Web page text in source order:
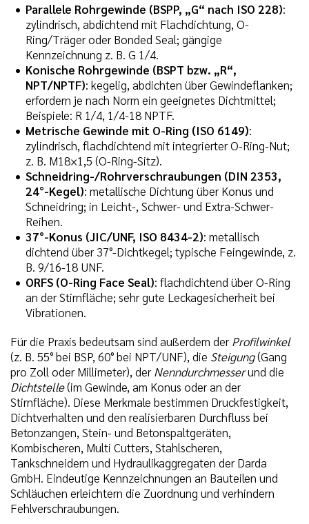
Parallele Rohrgewinde (BSPP, „G“ nach ISO 228):
zylindrisch, abdichtend mit Flachdichtung, O-
Ring/Träger oder Bonded Seal; gängige
Kennzeichnung z. B. G 1/4.
Konische Rohrgewinde (BSPT bzw. „R“,
NPT/NPTF): kegelig, abdichten über Gewindeflanken;
erfordern je nach Norm ein geeignetes Dichtmittel;
Beispiele: R 1/4, 1/4-18 NPTF.
Metrische Gewinde mit O-Ring (ISO 6149):
zylindrisch, flachdichtend mit integrierter O-Ring-Nut;
z. B. M18×1,5 (O-Ring-Sitz).
Schneidring-/Rohrverschraubungen (DIN 2353,
24°-Kegel): metallische Dichtung über Konus und
Schneidring; in Leicht-, Schwer- und Extra-Schwer-
Reihen.
37°-Konus (JIC/UNF, ISO 8434-2): metallisch
dichtend über 37°-Dichtkegel; typische Feingewinde, z.
B. 9/16-18 UNF.
ORFS (O-Ring Face Seal): flachdichtend über O-Ring
an der Stirnfläche; sehr gute Leckagesicherheit bei
Vibrationen.
Für die Praxis bedeutsam sind außerdem der Profilwinkel
(z. B. 55° bei BSP, 60° bei NPT/UNF), die Steigung(Gang
pro Zoll oder Millimeter), der Nenndurchmesserund die
Dichtstelle(im Gewinde, am Konus oder an der
Stirnfläche). Diese Merkmale bestimmen Druckfestigkeit,
Dichtverhalten und den realisierbaren Durchfluss bei
Betonzangen, Stein- und Betonspaltgeräten,
Kombischeren, Multi Cutters, Stahlscheren,
Tankschneidern und Hydraulikaggregaten der Darda
GmbH. Eindeutige Kennzeichnungen an Bauteilen und
Schläuchen erleichtern die Zuordnung und verhindern
Fehlverschraubungen.